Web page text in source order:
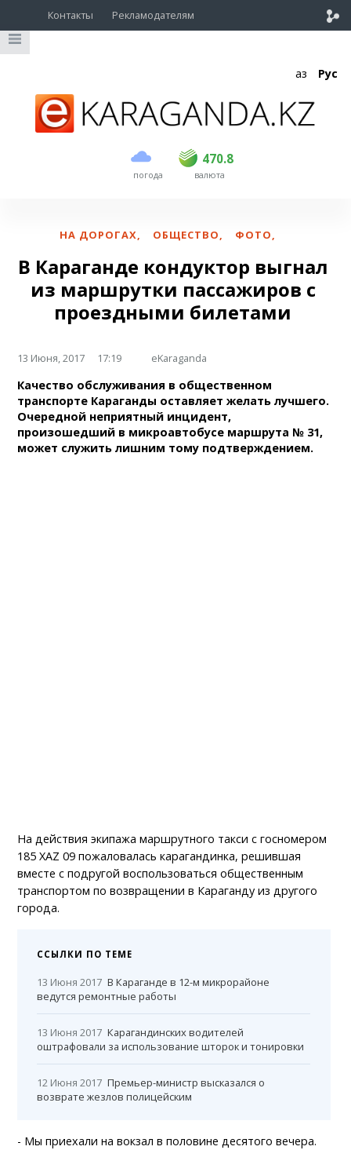
Контакты Рекламодателям
Қаз Рус
погода
470.8
USD 468.5 470.8
EUR валюта
НА ДОРОГАХ, ОБЩЕСТВО, ФОТО,
В Караганде кондуктор выгнал
из маршрутки пассажиров с
проездными билетами
13 Июня, 2017 17:19 eKaraganda
Качество обслуживания в общественном
транспорте Караганды оставляет желать лучшего.
Очередной неприятный инцидент,
произошедший в микроавтобусе маршрута № 31,
может служить лишним тому подтверждением.
На действия экипажа маршрутного такси с госномером
185 XAZ 09 пожаловалась карагандинка, решившая
вместе с подругой воспользоваться общественным
транспортом по возвращении в Караганду из другого
города.
ССЫЛКИ ПО ТЕМЕ
13 Июня 2017 В Караганде в 12-м микрорайоне
ведутся ремонтные работы
13 Июня 2017 Карагандинских водителей
оштрафовали за использование шторок и тонировки
12 Июня 2017 Премьер-министр высказался о
возврате жезлов полицейским
- Мы приехали на вокзал в половине десятого вечера.